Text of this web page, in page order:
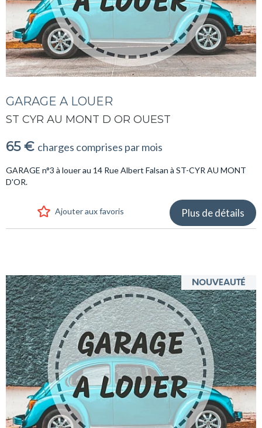
GARAGE A LOUER
ST CYR AU MONT D OR OUEST
65 € charges comprises par mois
GARAGE n°3 à louer au 14 Rue Albert Falsan à ST-CYR AU MONT
D'OR.
Ajouter aux favoris Plus de détails